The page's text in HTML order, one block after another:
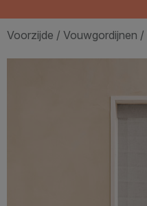
Voorzijde / Vouwgordijnen /